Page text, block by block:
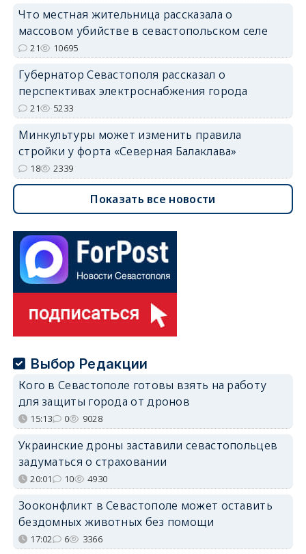
Что местная жительница рассказала о
массовом убийстве в севастопольском селе
21 10695
Губернатор Севастополя рассказал о
перспективах электроснабжения города
21 5233
Минкультуры может изменить правила
стройки у форта «Северная Балаклава»
18 2339
Показать все новости
Выбор Редакции
Кого в Севастополе готовы взять на работу
для защиты города от дронов
15:13 0 9028
Украинские дроны заставили севастопольцев
задуматься о страховании
20:01 10 4930
Зооконфликт в Севастополе может оставить
бездомных животных без помощи
17:02 6 3366